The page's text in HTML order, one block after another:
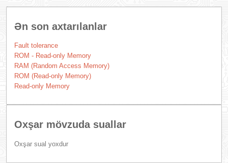
Ən son axtarılanlar
Fault tolerance
ROM - Read-only Memory
RAM (Random Access Memory)
ROM (Read-only Memory)
Read-only Memory
Oxşar mövzuda suallar
Oxşar sual yoxdur